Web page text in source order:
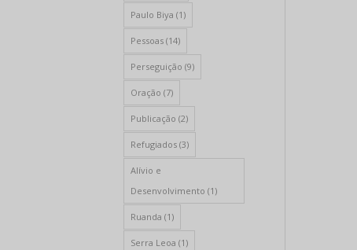
Paulo Biya (1)
Pessoas (14)
Perseguição (9)
Oração (7)
Publicação (2)
Refugiados (3)
Alívio e
Desenvolvimento (1)
Ruanda (1)
Serra Leoa (1)